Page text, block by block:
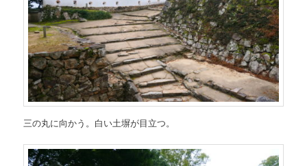
三の丸に向かう。白い土塀が目立つ。